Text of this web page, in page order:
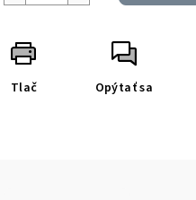
Tlač Opýtať sa